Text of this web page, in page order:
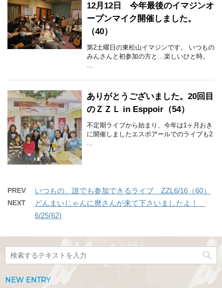
12月12日 今年最後のイマジンオ
ープンマイク開催しました。
（40）
第2土曜日の東松山イマジンです。 いつもの
みんさんと初参加の方と…楽しいひと時。
ありがとうございました。20回目
のＺＺＬ in Esppoir（54）
不定期ライブから始まり、今年は1ヶ月おき
に開催しましたエスポアールでのライブも2
PREV いつもの、誰でも参加できるライブ ZZL6/16（60）
NEXT
どんまいじゃんに麿さんが来て下さいましたよ！
6/25(62)
NEW ENTRY